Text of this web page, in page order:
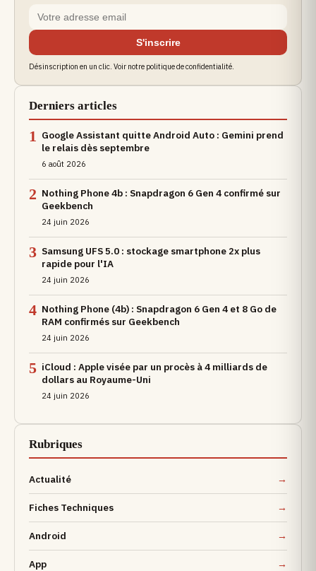
S'inscrire
Désinscription en un clic. Voir notre politique de confidentialité.
Derniers articles
1 Google Assistant quitte Android Auto : Gemini prend
le relais dès septembre
6 août 2026
2 Nothing Phone 4b : Snapdragon 6 Gen 4 confirmé sur
Geekbench
24 juin 2026
3 Samsung UFS 5.0 : stockage smartphone 2x plus
rapide pour l'IA
24 juin 2026
4 Nothing Phone (4b) : Snapdragon 6 Gen 4 et 8 Go de
RAM confirmés sur Geekbench
24 juin 2026
5 iCloud : Apple visée par un procès à 4 milliards de
dollars au Royaume-Uni
24 juin 2026
Rubriques
Actualité
Fiches Techniques
Android
App